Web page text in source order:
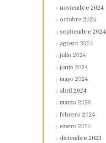
noviembre2024
octubre2024
septiembre2024
agosto2024
julio2024
junio2024
mayo2024
abril2024
marzo2024
febrero2024
enero2024
diciembre2023